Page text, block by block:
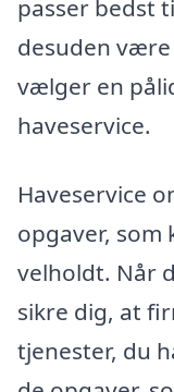
passer bedst
desuden
vælger en
haveservice.
Haveservice
opgaver, som
velholdt. Når
sikre dig, at
tjenester, du